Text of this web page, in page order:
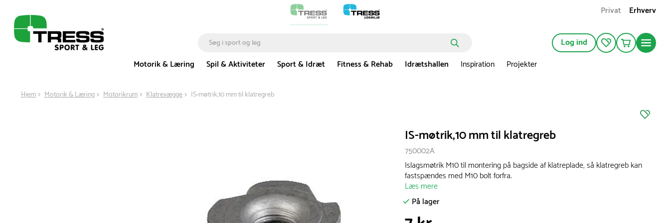
Privat Erhverv
Log ind
Motorik & Læring
Spil & Aktiviteter Sport & Idræt Fitness & Rehab Idrætshallen Inspiration Projekter
Hjem Motorik & Læring Motorikrum Klatrevægge IS-møtrik,10 mm til klatregreb
IS-møtrik,10 mm til klatregreb
750002A
Islagsmøtrik M10 til montering på bagside af klatreplade, så klatregreb kan
fastspændes med M10 bolt forfra.
Læs mere
På lager